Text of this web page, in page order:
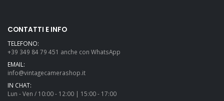
CONTATTI E INFO
TELEFONO:
+39 349 84 79 451 anche con WhatsApp
EMAIL:
info@vintagecamerashop.it
IN CHAT:
Lun - Ven / 10:00 - 12:00 | 15:00 - 17:00